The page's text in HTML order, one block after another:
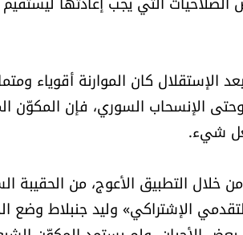
كان الموارنة أقوياء
الإنسحاب السوري، فإن المكوّن
شيء.
التطبيق الأعوج، من الحقيبة
الإشتراكي» وليد جنبلاط وضع